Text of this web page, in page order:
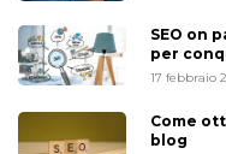
SEO on
per
17 febbraio
Come
blog